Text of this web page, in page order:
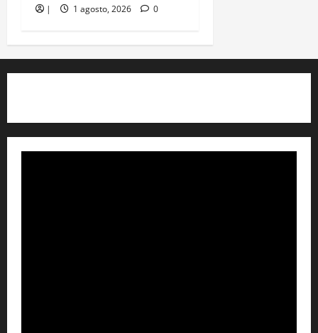
| 1 agosto, 2026 0